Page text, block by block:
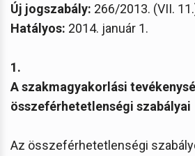
Új jogszabály: 266/2013. (VII.
Hatályos: 2014. január 1.
1.
A szakmagyakorlási
összeférhetetlenségi szabályai
Az összeférhetetlenségi